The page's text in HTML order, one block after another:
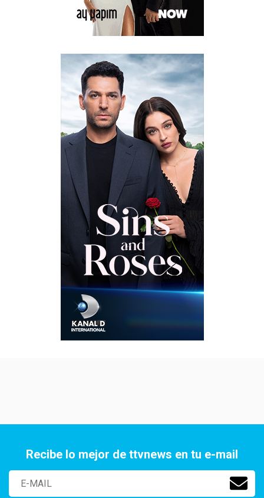
Recibe lo mejor de ttvnews en tu e-mail